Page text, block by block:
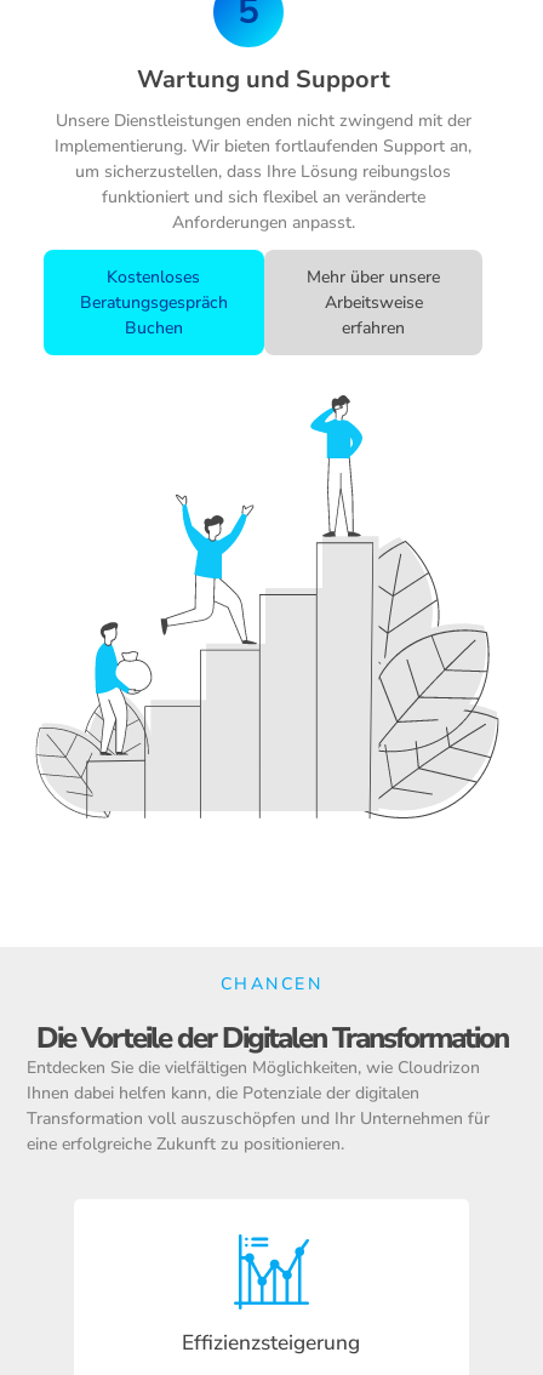
Wartung und Support
Unsere Dienstleistungen enden nicht zwingend mit der
Implementierung. Wir bieten fortlaufenden Support an,
um sicherzustellen, dass Ihre Lösung reibungslos
funktioniert und sich flexibel an veränderte
Anforderungen anpasst.
Kostenloses
Beratungsgespräch
Buchen
Mehr über unsere
Arbeitsweise
erfahren
CHANCEN
Die Vorteile der Digitalen Transformation
Entdecken Sie die vielfältigen Möglichkeiten, wie Cloudrizon
Ihnen dabei helfen kann, die Potenziale der digitalen
Transformation voll auszuschöpfen und Ihr Unternehmen für
eine erfolgreiche Zukunft zu positionieren.
Effizienzsteigerung​